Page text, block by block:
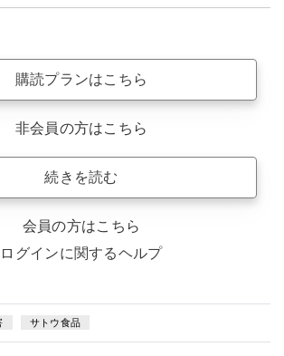
購読プランはこちら
非会員の方はこちら
続きを読む
会員の方はこちら
ログインに関するヘルプ
サトウ食品